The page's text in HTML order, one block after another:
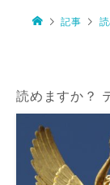
記事
読めますか？